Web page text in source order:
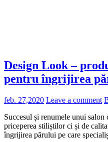
Design Look –
pentru îngrijirea
feb. 27,2020 Leave a comment
Succesul și renumele unui
priceperea stiliștilor ci și de
îngrijirea părului pe care